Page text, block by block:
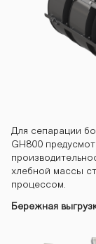
Для сепарации
GH800
хлебной массы
процессом.
Бережная